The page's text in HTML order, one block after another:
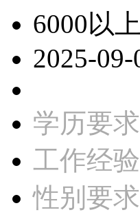
6000以
2025-09-
学历要求
工作经验
性别要求